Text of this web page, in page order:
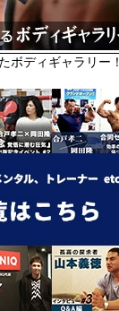
ボディギャラリー！